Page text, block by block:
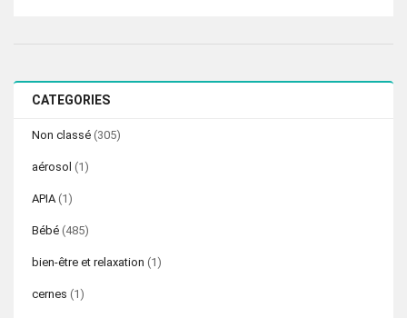
CATEGORIES
Non classé (305)
aérosol (1)
APIA (1)
Bébé (485)
bien-être et relaxation (1)
cernes (1)